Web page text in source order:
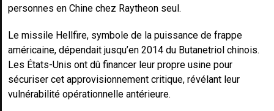
personnes en Chine chez Raytheon seul.
Le missile Hellfire, symbole de la puissance de frappe
américaine, dépendait jusqu’en 2014 du Butanetriol chinois.
Les États-Unis ont dû financer leur propre usine pour
sécuriser cet approvisionnement critique, révélant leur
vulnérabilité opérationnelle antérieure.